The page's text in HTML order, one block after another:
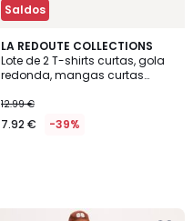
Saldos
LA REDOUTE COLLECTIONS
Lote de 2 T-shirts curtas, gola
redonda, mangas curtas
12.99 €
7.92 € -39%